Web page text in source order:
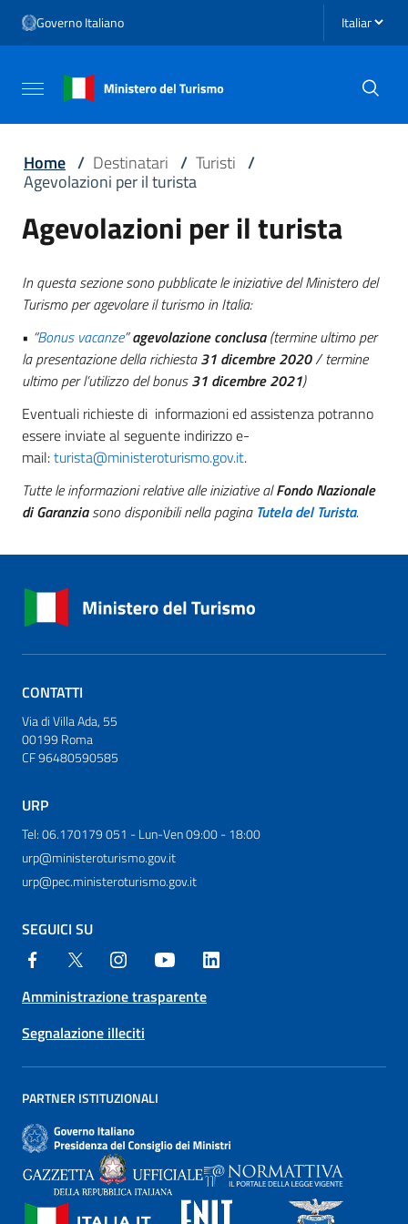
Vai al menu di navigazione
Vai al footer
Governo Italiano Seleziona
Attiva / disattiva la navigazione
Home / Destinatari / Turisti /
Agevolazioni per il turista
Agevolazioni per il turista
In questa sezione sono pubblicate le iniziative del Ministero del
Turismo per agevolare il turismo in Italia:
• “Bonus vacanze”agevolazione conclusa(termine ultimo per
la presentazione della richiesta31 dicembre 2020/ termine
ultimo per l’utilizzo del bonus31 dicembre 2021)
Eventuali richieste di informazioni ed assistenza potranno
essere inviate al seguente indirizzo e-
mail:turista@ministeroturismo.gov.it.
Tutte le informazioni relative alle iniziative alFondo Nazionale
di Garanziasono disponibili nella pagina Tutela del Turista.
CONTATTI
Via di Villa Ada, 55
00199 Roma
CF 96480590585
URP
Tel: 06.170179 051 - Lun-Ven 09:00 - 18:00
urp@ministeroturismo.gov.it
urp@pec.ministeroturismo.gov.it
SEGUICI SU
Amministrazione trasparente
Segnalazione illeciti
PARTNER ISTITUZIONALI